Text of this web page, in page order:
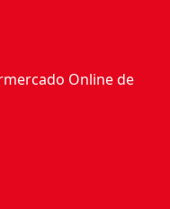
Online de